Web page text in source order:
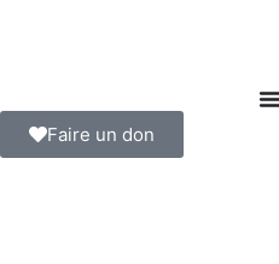
Faire un don